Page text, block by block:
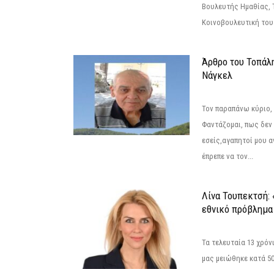
Βουλευτής
Κοινοβουλευτική
Άρθρο του
Νάγκελ
Τον παραπάνω
Φαντάζομαι, πως δεν
εσείς,αγαπητοί μου
έπρεπε να τον...
Λίνα Τουπεκτσή:
εθνικό πρόβλημα
Τα τελευταία 13
μας μειώθηκε κατά